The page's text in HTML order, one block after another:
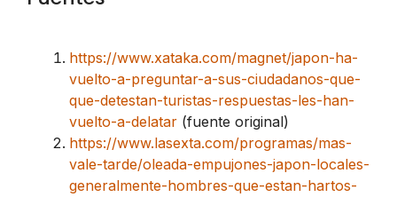
https://www.xataka.com/magnet/japon-ha-
vuelto-a-preguntar-a-sus-ciudadanos-que-
que-detestan-turistas-respuestas-les-han-
vuelto-a-delatar (fuente original)
https://www.lasexta.com/programas/mas-
vale-tarde/oleada-empujones-japon-locales-
generalmente-hombres-que-estan-hartos-